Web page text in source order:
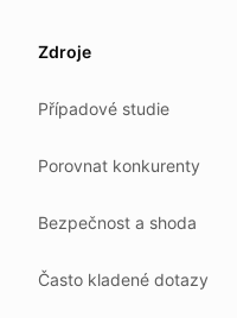
Our promise
We do not train
You own your work.
Our company HQ is in
Zdroje
Případové studie
Porovnat konkurenty
Bezpečnost a shoda
Často kladené dotazy